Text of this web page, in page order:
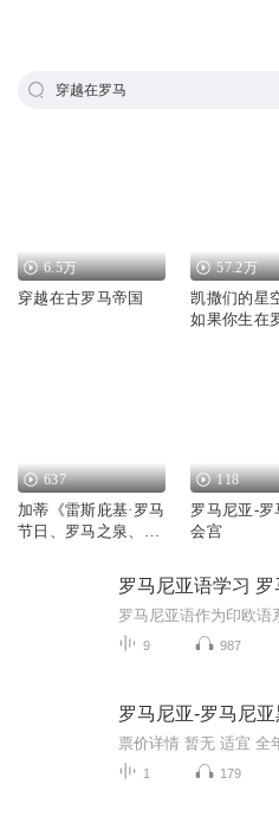
穿越在罗马
6.5万
穿越在古罗马帝国
57.2万
凯撒们的
如果你生在
637
加蒂《雷斯庇基·罗马
节日、罗马之泉、罗
118
罗马尼亚-罗
会宫
9 987
罗马尼亚-罗马尼
1 179